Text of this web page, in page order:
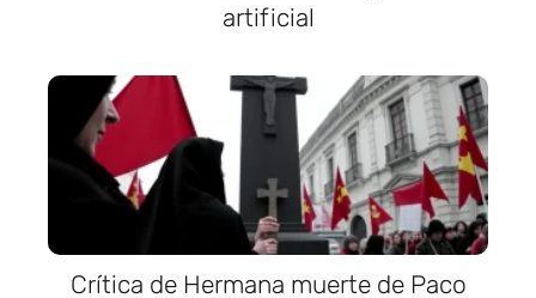
artificial
Crítica de Hermana muerte de Paco